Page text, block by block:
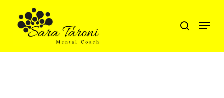
main
content
search
Menu
Close